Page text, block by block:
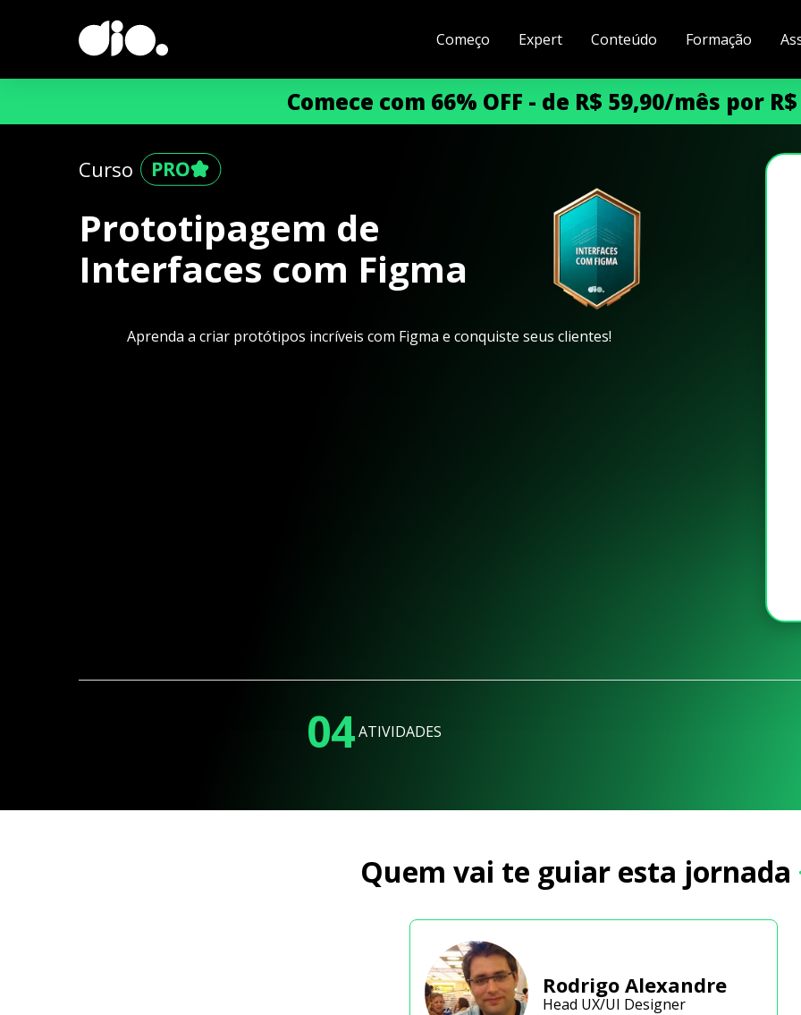
Começo Expert Conteúdo Formação
Comece com 66% OFF - de R$ 59,90/mês por
Curso
Prototipagem de
Interfaces com Figma
Aprenda a criar protótipos incríveis com Figma e conquiste seus clientes!
04 ATIVIDADES
Quem vai te guiar esta jornada
Rodrigo Alexandre
Head UX/UI Designer